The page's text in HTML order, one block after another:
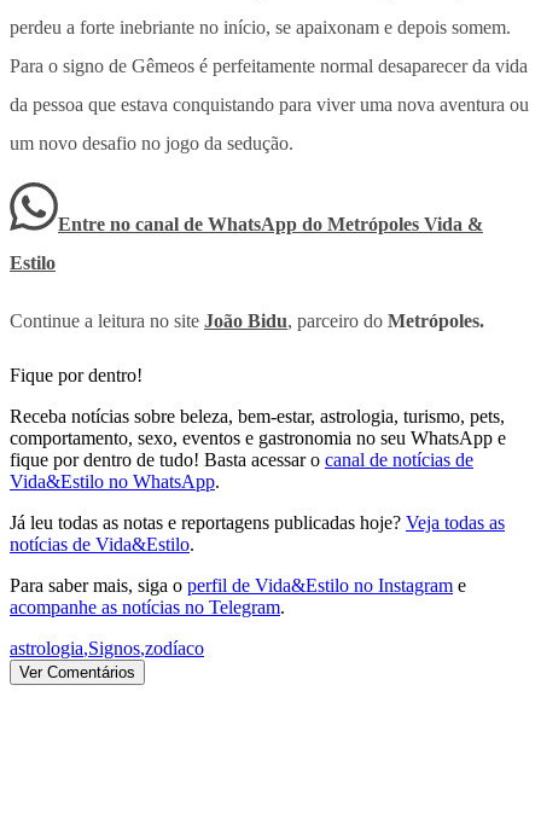
perdeu a forte inebriante no início, se apaixonam e depois somem.
Para o signo de Gêmeos é perfeitamente normal desaparecer da vida
da pessoa que estava conquistando para viver uma nova aventura ou
um novo desafio no jogo da sedução.
Entre no canal de WhatsApp do Metrópoles Vida &
Estilo
Continue a leitura no site João Bidu, parceiro do Metrópoles.
Fique por dentro!
Receba notícias sobre beleza, bem-estar, astrologia, turismo, pets,
comportamento, sexo, eventos e gastronomia no seu WhatsApp e
fique por dentro de tudo! Basta acessar o canal de notícias de
Vida&Estilo no WhatsApp.
Já leu todas as notas e reportagens publicadas hoje? Veja todas as
notícias de Vida&Estilo.
Para saber mais, siga o perfil de Vida&Estilo no Instagram e
acompanhe as notícias no Telegram.
astrologia,Signos,zodíaco
Ver Comentários